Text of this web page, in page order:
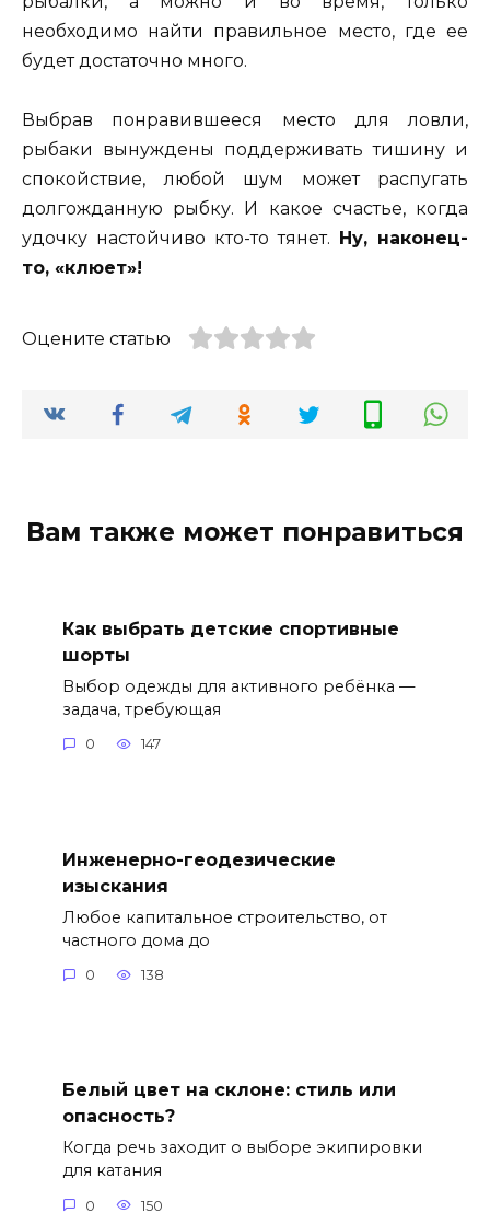
необходимо найти правильное место, где ее
будет достаточно много.
Выбрав понравившееся место для ловли,
рыбаки вынуждены поддерживать тишину и
спокойствие, любой шум может распугать
долгожданную рыбку. И какое счастье, когда
удочку настойчиво кто-то тянет.
Ну, наконец-
то, «клюет»!
Оцените статью
Вам также может понравиться
Как выбрать детские спортивные
шорты
Выбор одежды для активного ребёнка —
задача, требующая
0 147
Инженерно-геодезические
изыскания
Любое капитальное строительство, от
частного дома до
0 138
Белый цвет на склоне: стиль или
опасность?
Когда речь заходит о выборе экипировки
для катания
0 150